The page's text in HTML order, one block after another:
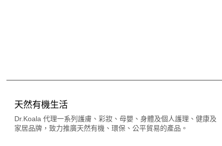
天然有機生活
Dr.Koala 代理一系列護膚、彩妝、母嬰、身體及個人護理、健康及
家居品牌，致力推廣天然有機、環保、公平貿易的產品。